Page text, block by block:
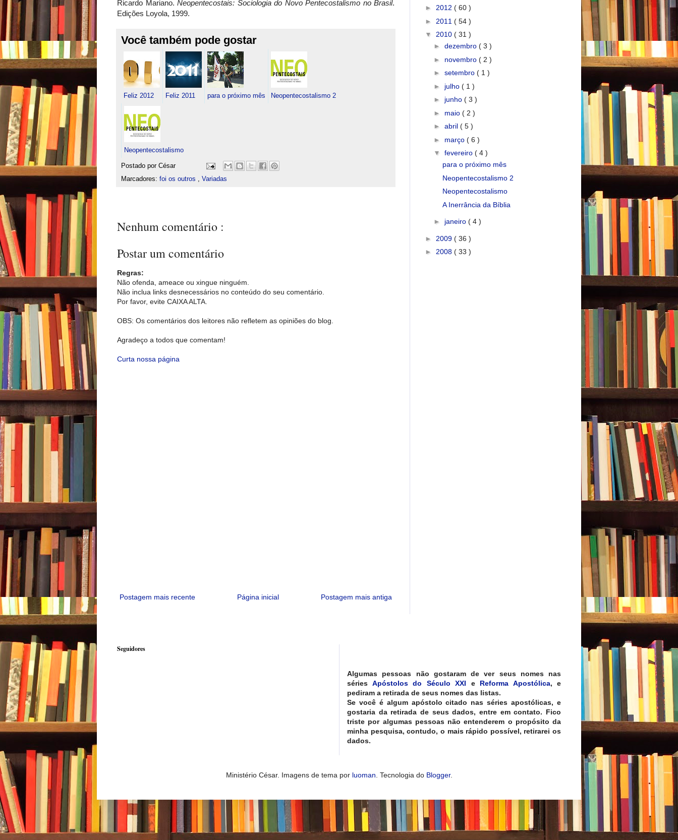
Ricardo Mariano. Neopentecostais: Sociologia do Novo Pentecostalismo no Brasil.
Edições Loyola, 1999.
Você também pode gostar
Feliz 2012 Feliz 2011 para o próximo mês Neopentecostalismo 2
Neopentecostalismo
Postado por César
Marcadores: foi os outros , Variadas
Nenhum comentário :
Postar um comentário
Regras:
Não ofenda, ameace ou xingue ninguém.
Não inclua links desnecessários no conteúdo do seu comentário.
Por favor, evite CAIXA ALTA.
OBS: Os comentários dos leitores não refletem as opiniões do blog.
Agradeço a todos que comentam!
Curta nossa página
Postagem mais recente Postagem mais antiga
Página inicial
► 2012 ( 60 )
► 2011 ( 54 )
▼ 2010 ( 31 )
► dezembro ( 3 )
► novembro ( 2 )
► setembro ( 1 )
► julho ( 1 )
► junho ( 3 )
► maio ( 2 )
► abril ( 5 )
► março ( 6 )
▼ fevereiro ( 4 )
para o próximo mês
Neopentecostalismo 2
Neopentecostalismo
A Inerrância da Bíblia
► janeiro ( 4 )
► 2009 ( 36 )
► 2008 ( 33 )
Seguidores
Algumas pessoas não gostaram de ver seus nomes nas
séries Apóstolos do Século XXI e Reforma Apostólica, e
pediram a retirada de seus nomes das listas.
Se você é algum apóstolo citado nas séries apostólicas, e
gostaria da retirada de seus dados, entre em contato. Fico
triste por algumas pessoas não entenderem o propósito da
minha pesquisa, contudo, o mais rápido possível, retirarei os
dados.
Ministério César. Imagens de tema por luoman. Tecnologia do Blogger.